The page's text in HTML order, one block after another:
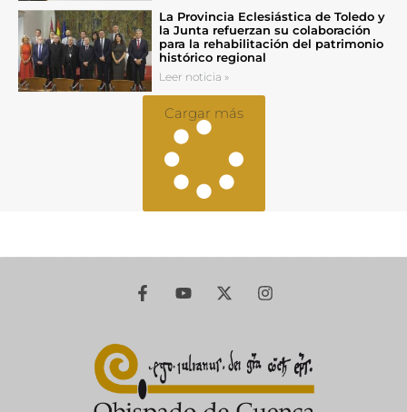
La Provincia Eclesiástica de Toledo y
la Junta refuerzan su colaboración
para la rehabilitación del patrimonio
histórico regional
Leer noticia »
Cargar más